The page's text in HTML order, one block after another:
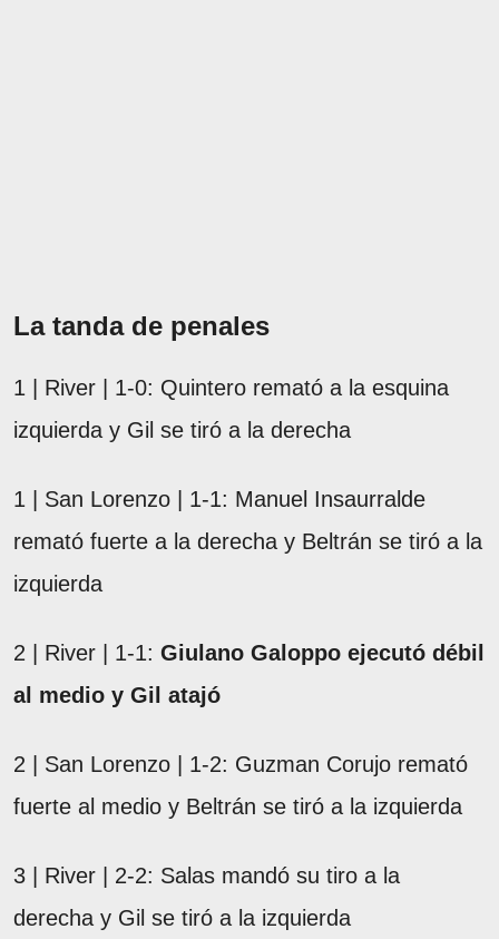
La tanda de penales
1 | River | 1-0: Quintero remató a la esquina
izquierda y Gil se tiró a la derecha
1 | San Lorenzo | 1-1: Manuel Insaurralde
remató fuerte a la derecha y Beltrán se tiró a la
izquierda
2 | River | 1-1: Giulano Galoppo ejecutó débil
al medio y Gil atajó
2 | San Lorenzo | 1-2: Guzman Corujo remató
fuerte al medio y Beltrán se tiró a la izquierda
3 | River | 2-2: Salas mandó su tiro a la
derecha y Gil se tiró a la izquierda